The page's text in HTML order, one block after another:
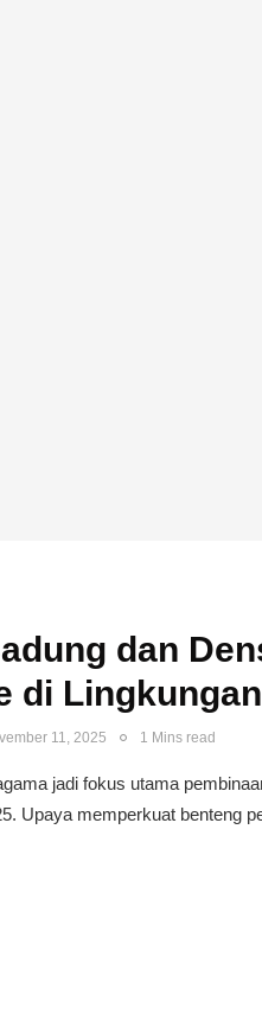
dan
di
11, 2025 1 Mins read
jadi fokus utama
Upaya memperkuat benteng